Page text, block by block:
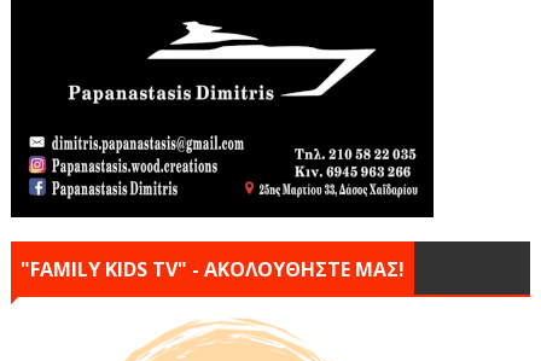
"FAMILY KIDS TV" - ΑΚΟΛΟΥΘΗΣΤΕ ΜΑΣ!